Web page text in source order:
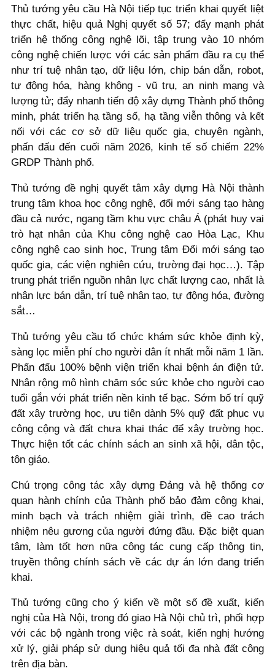
Thủ tướng yêu cầu Hà Nội tiếp tục triển khai quyết liệt
thực chất, hiệu quả Nghị quyết số 57; đẩy mạnh phát
triển hệ thống công nghệ lõi, tập trung vào 10 nhóm
công nghệ chiến lược với các sản phẩm đầu ra cụ thể
như trí tuệ nhân tạo, dữ liệu lớn, chip bán dẫn, robot,
tự động hóa, hàng không - vũ trụ, an ninh mạng và
lượng tử; đẩy nhanh tiến độ xây dựng Thành phố thông
minh, phát triển hạ tầng số, hạ tầng viễn thông và kết
nối với các cơ sở dữ liệu quốc gia, chuyên ngành,
phấn đấu đến cuối năm 2026, kinh tế số chiếm 22%
GRDP Thành phố.
Thủ tướng đề nghị quyết tâm xây dựng Hà Nội thành
trung tâm khoa học công nghệ, đổi mới sáng tạo hàng
đầu cả nước, ngang tầm khu vực châu Á (phát huy vai
trò hạt nhân của Khu công nghệ cao Hòa Lạc, Khu
công nghệ cao sinh học, Trung tâm Đổi mới sáng tạo
quốc gia, các viện nghiên cứu, trường đại học…). Tập
trung phát triển nguồn nhân lực chất lượng cao, nhất là
nhân lực bán dẫn, trí tuệ nhân tạo, tự động hóa, đường
sắt…
Thủ tướng yêu cầu tổ chức khám sức khỏe định kỳ,
sàng lọc miễn phí cho người dân ít nhất mỗi năm 1 lần.
Phấn đấu 100% bệnh viện triển khai bệnh án điện tử.
Nhân rộng mô hình chăm sóc sức khỏe cho người cao
tuổi gắn với phát triển nền kinh tế bạc. Sớm bố trí quỹ
đất xây trường học, ưu tiên dành 5% quỹ đất phục vụ
công cộng và đất chưa khai thác để xây trường học.
Thực hiện tốt các chính sách an sinh xã hội, dân tộc,
tôn giáo.
Chú trọng công tác xây dựng Đảng và hệ thống cơ
quan hành chính của Thành phố bảo đảm công khai,
minh bạch và trách nhiệm giải trình, đề cao trách
nhiệm nêu gương của người đứng đầu. Đặc biệt quan
tâm, làm tốt hơn nữa công tác cung cấp thông tin,
truyền thông chính sách về các dự án lớn đang triển
khai.
Thủ tướng cũng cho ý kiến về một số đề xuất, kiến
nghị của Hà Nội, trong đó giao Hà Nội chủ trì, phối hợp
với các bộ ngành trong việc rà soát, kiến nghị hướng
xử lý, giải pháp sử dụng hiệu quả tối đa nhà đất công
trên địa bàn.